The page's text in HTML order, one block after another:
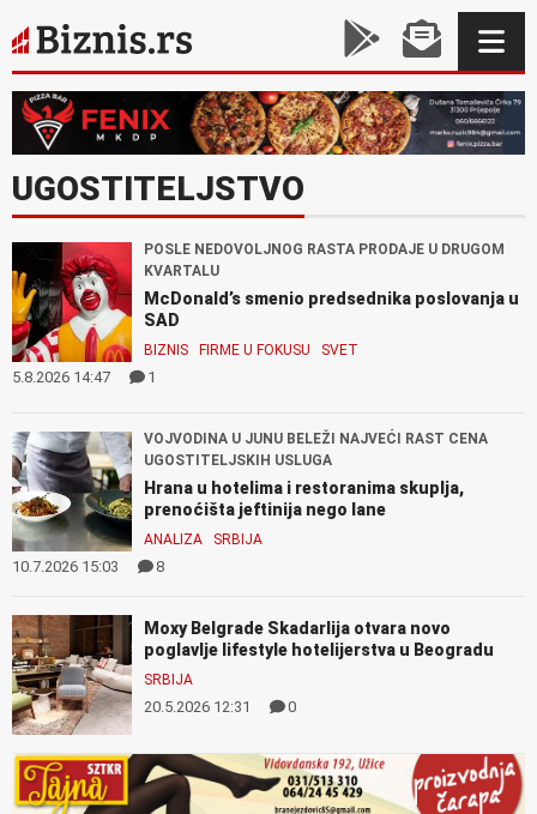
UGOSTITELJSTVO
POSLE NEDOVOLJNOG RASTA PRODAJE U DRUGOM
KVARTALU
McDonald’s smenio predsednika poslovanja u
SAD
BIZNIS FIRME U FOKUSU SVET
5.8.2026 14:47 1
VOJVODINA U JUNU BELEŽI NAJVEĆI RAST CENA
UGOSTITELJSKIH USLUGA
Hrana u hotelima i restoranima skuplja,
prenoćišta jeftinija nego lane
ANALIZA SRBIJA
10.7.2026 15:03 8
Moxy Belgrade Skadarlija otvara novo
poglavlje lifestyle hotelijerstva u Beogradu​
SRBIJA
20.5.2026 12:31 0